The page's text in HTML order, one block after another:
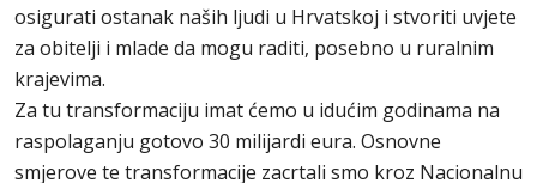
osigurati ostanak naših ljudi u Hrvatskoj i stvoriti uvjete
za obitelji i mlade da mogu raditi, posebno u ruralnim
krajevima.
Za tu transformaciju imat ćemo u idućim godinama na
raspolaganju gotovo 30 milijardi eura. Osnovne
smjerove te transformacije zacrtali smo kroz Nacionalnu